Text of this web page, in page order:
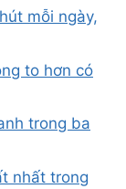
mỗi ngày,
to hơn có
trong ba
nhất trong